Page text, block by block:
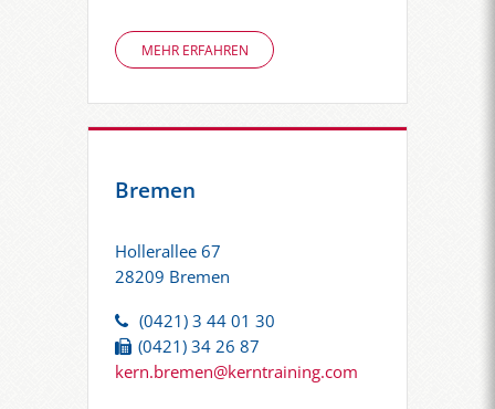
MEHR ERFAHREN
Bremen
Hollerallee 67
28209 Bremen
(0421) 3 44 01 30
(0421) 34 26 87
kern.bremen@kerntraining.com